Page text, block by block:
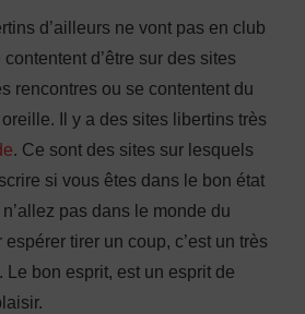
d’ailleurs ne vont pas en club
d’être sur des sites
rencontres ou se contentent du
Il y a des sites libertins très
. Ce sont des sites sur lesquels
si vous êtes dans le bon état
pas dans le monde du
tirer un coup, c’est un très
Le bon esprit, est un esprit de